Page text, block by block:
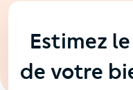
Estimez
de votre